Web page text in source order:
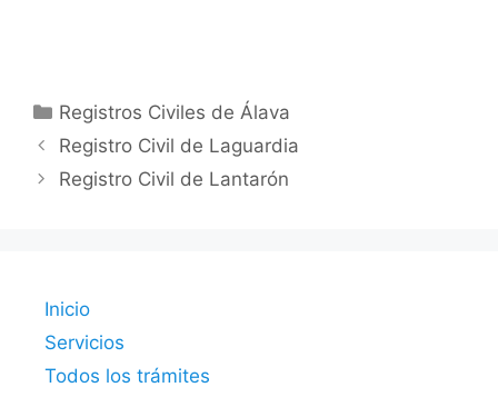
Categorías
Registros Civiles de Álava
Registro Civil de Laguardia
Registro Civil de Lantarón
Inicio
Servicios
Todos los trámites